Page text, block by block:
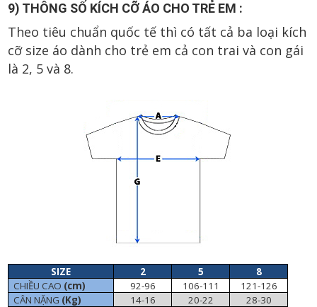
9) THÔNG SỐ KÍCH CỠ ÁO CHO TRẺ EM :
Theo tiêu chuẩn quốc tế thì có tất cả ba loại kích
cỡ size áo dành cho trẻ em cả con trai và con gái
là 2, 5 và 8.
SIZE 2 5
8
CHIỀU CAO (cm) 92-96 106-111
121-126
CÂN NẶNG (Kg) 14-16 20-22
28-30